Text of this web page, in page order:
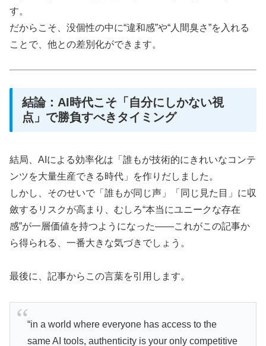
す。
だからこそ、没個性の中に“違和感”や“人間臭さ”を入れる
ことで、他との差別化ができます。
結論：AI時代こそ「自分にしかない視
点」で勝負すべきタイミング
結局、AIによる効率化は「誰もが技術的にきれいなコンテ
ンツを大量生産できる時代」を作りだしました。
しかし、そのせいで「誰もが同じ声」「同じ見た目」に収
斂するリスクが高まり、むしろ“本当にユニークな存在
感”が一層価値を持つようになった——これがこの記事か
ら得られる、一番大きな気づきでしょう。
最後に、記事からこの言葉を引用します。
“in a world where everyone has access to the
same AI tools, authenticity is your only competitive